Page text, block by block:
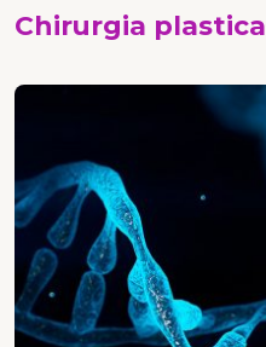
Chirurgia plastica
Patologia e genetica